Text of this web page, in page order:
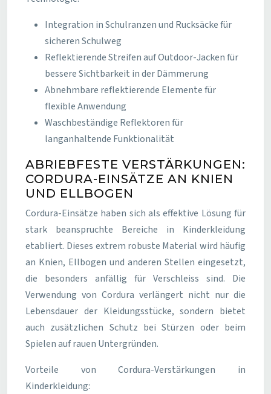
Integration in Schulranzen und Rucksäcke für
sicheren Schulweg
Reflektierende Streifen auf Outdoor-Jacken für
bessere Sichtbarkeit in der Dämmerung
Abnehmbare reflektierende Elemente für
flexible Anwendung
Waschbeständige Reflektoren für
langanhaltende Funktionalität
ABRIEBFESTE VERSTÄRKUNGEN:
CORDURA-EINSÄTZE AN KNIEN
UND ELLBOGEN
Cordura-Einsätze haben sich als effektive Lösung für
stark beanspruchte Bereiche in Kinderkleidung
etabliert. Dieses extrem robuste Material wird häufig
an Knien, Ellbogen und anderen Stellen eingesetzt,
die besonders anfällig für Verschleiss sind. Die
Verwendung von Cordura verlängert nicht nur die
Lebensdauer der Kleidungsstücke, sondern bietet
auch zusätzlichen Schutz bei Stürzen oder beim
Spielen auf rauen Untergründen.
Vorteile von Cordura-Verstärkungen in
Kinderkleidung: